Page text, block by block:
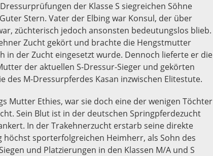
der Klasse S siegreichen Söhne
Stern. Vater der Elbing war Konsul, der über
züchterisch jedoch ansonsten bedeutungslos blieb.
Zucht gekört und brachte die Hengstmutter
in der Zucht eingesetzt wurde. Dennoch lieferte er die
der aktuellen S-Dressur-Sieger und gekörten
des M-Dressurpferdes Kasan inzwischen Elitestute.
Mutter Ethies, war sie doch eine der wenigen Töchter
Sein Blut ist in der deutschen Springpferdezucht
In der Trakehnerzucht erstarb seine direkte
sporterfolgreichen Heimherr, als Sohn des
und Platzierungen in den Klassen M/A und S